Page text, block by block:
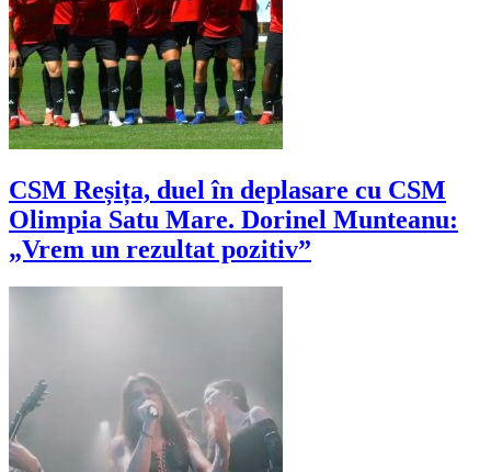
CSM Reșița, duel în deplasare cu CSM
Olimpia Satu Mare. Dorinel Munteanu:
„Vrem un rezultat pozitiv”